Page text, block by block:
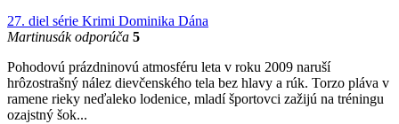
27. diel série Krimi Dominika Dána
Martinusák odporúča 5
Pohodovú prázdninovú atmosféru leta v roku 2009 naruší
hrôzostrašný nález dievčenského tela bez hlavy a rúk. Torzo pláva v
ramene rieky neďaleko lodenice, mladí športovci zažijú na tréningu
ozajstný šok...